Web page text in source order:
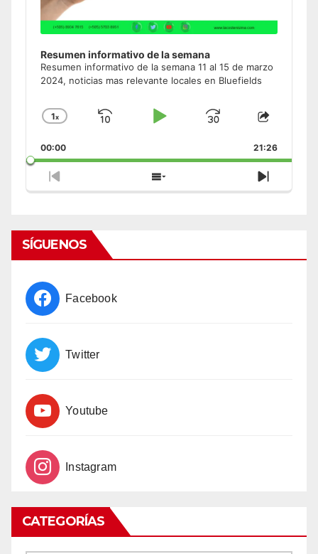
Resumen informativo de la semana
Resumen informativo de la semana 11 al 15 de marzo
2024, noticias mas relevante locales en Bluefields
Change
Rate
1x
Skip
Play
Jump
Forward
Share
Episode
00:00 21:26
Previous
Episode
Show
Episodes
Next
Episode
SÍGUENOS
Facebook
Twitter
Youtube
Instagram
CATEGORÍAS